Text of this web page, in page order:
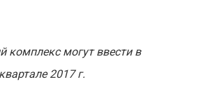
комплекс могут ввести в
2017 г.